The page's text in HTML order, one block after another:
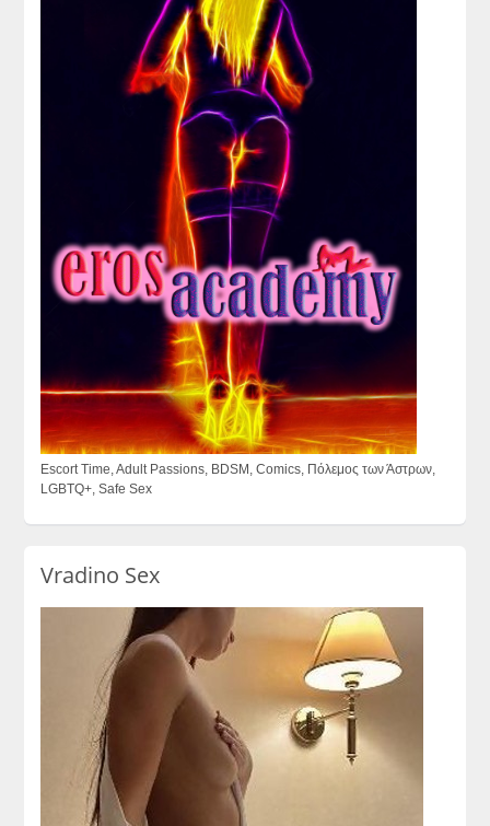
Escort Time, Adult Passions, BDSM, Comics, Πόλεμος των Άστρων,
LGBTQ+, Safe Sex
Vradino Sex